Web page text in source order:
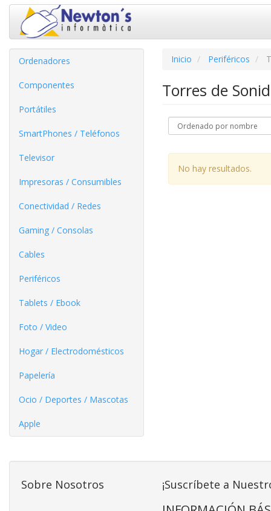
Ordenadores
Componentes
Portátiles
SmartPhones / Teléfonos
Televisor
Impresoras / Consumibles
Conectividad / Redes
Gaming / Consolas
Cables
Periféricos
Tablets / Ebook
Foto / Video
Hogar / Electrodomésticos
Papelería
Ocio / Deportes / Mascotas
Apple
Inicio Periféricos
Torres de
No hay resultados.
Sobre Nosotros ¡Suscríbete a